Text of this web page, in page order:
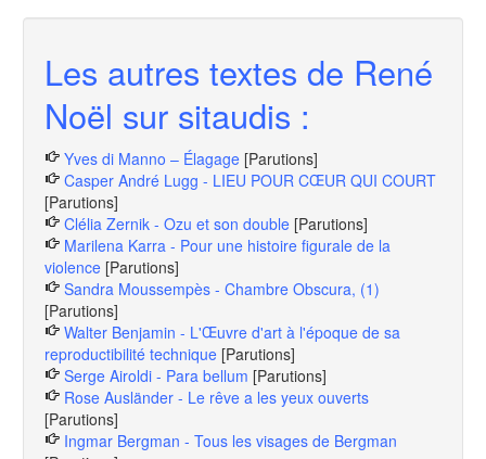
Les autres textes de René
Noël sur sitaudis :
Yves di Manno – Élagage [Parutions]
Casper André Lugg - LIEU POUR CŒUR QUI COURT
[Parutions]
Clélia Zernik - Ozu et son double [Parutions]
Marilena Karra - Pour une histoire figurale de la
violence [Parutions]
Sandra Moussempès - Chambre Obscura, (1)
[Parutions]
Walter Benjamin - L'Œuvre d'art à l'époque de sa
reproductibilité technique [Parutions]
Serge Airoldi - Para bellum [Parutions]
Rose Ausländer - Le rêve a les yeux ouverts
[Parutions]
Ingmar Bergman - Tous les visages de Bergman